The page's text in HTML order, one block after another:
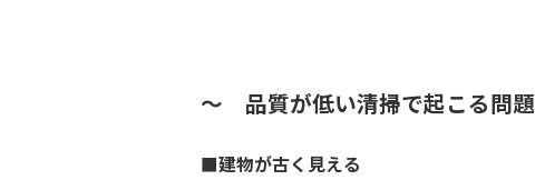
～ 品質が低い清掃で起こる問
■建物が古く見える